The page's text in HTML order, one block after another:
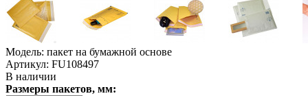
Модель: пакет на бумажной основе
Артикул: FU108497
В наличии
Размеры пакетов, мм: